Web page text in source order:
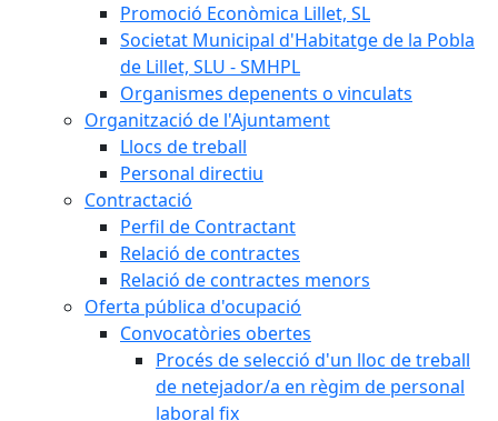
Promoció Econòmica Lillet, SL
Societat Municipal d'Habitatge de la Pobla
de Lillet, SLU - SMHPL
Organismes depenents o vinculats
Organització de l'Ajuntament
Llocs de treball
Personal directiu
Contractació
Perfil de Contractant
Relació de contractes
Relació de contractes menors
Oferta pública d'ocupació
Convocatòries obertes
Procés de selecció d'un lloc de treball
de netejador/a en règim de personal
laboral fix